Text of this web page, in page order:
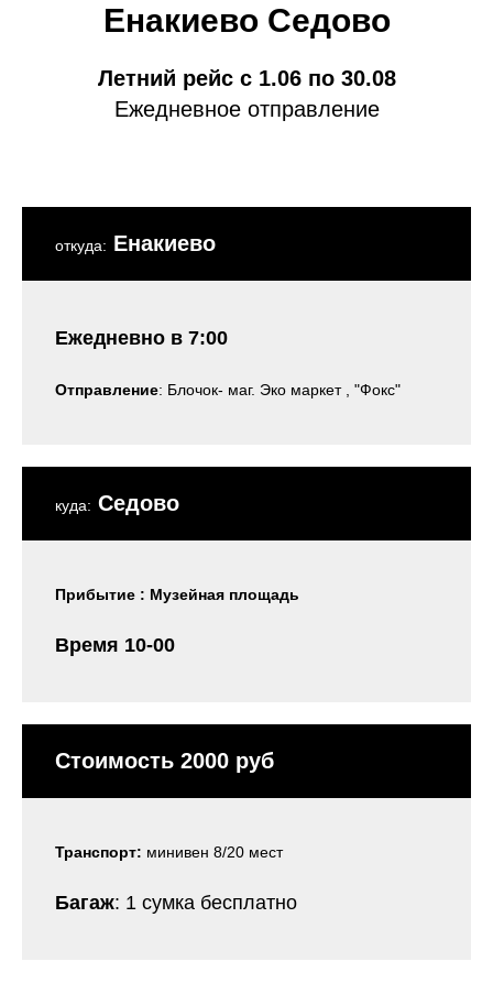
Енакиево Седово
Летний рейс с 1.06 по 30.08
Ежедневное отправление
откуда: Енакиево
Ежедневно в 7:00
Отправление: Блочок- маг. Эко маркет , "Фокс"
куда: Седово
Прибытие : Музейная площадь
Время 10-00
Стоимость 2000 руб
Транспорт: минивен 8/20 мест
Багаж: 1 сумка бесплатно